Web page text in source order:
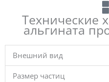
Технические
альгината
Внешний вид
Размер частиц